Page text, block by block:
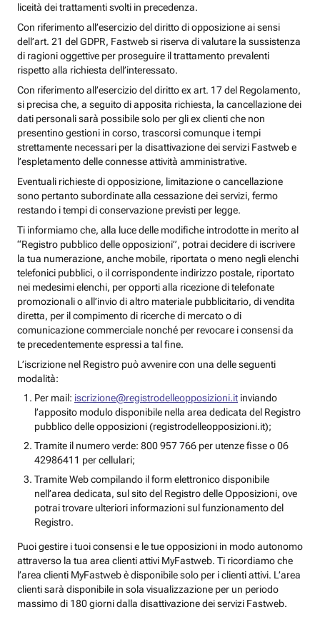
liceità dei trattamenti svolti in precedenza.
Con riferimento all’esercizio del diritto di opposizione ai sensi
dell’art. 21 del GDPR, Fastweb si riserva di valutare la sussistenza
di ragioni oggettive per proseguire il trattamento prevalenti
rispetto alla richiesta dell’interessato.
Con riferimento all’esercizio del diritto ex art. 17 del Regolamento,
si precisa che, a seguito di apposita richiesta, la cancellazione dei
dati personali sarà possibile solo per gli ex clienti che non
presentino gestioni in corso, trascorsi comunque i tempi
strettamente necessari per la disattivazione dei servizi Fastweb e
l’espletamento delle connesse attività amministrative.
Eventuali richieste di opposizione, limitazione o cancellazione
sono pertanto subordinate alla cessazione dei servizi, fermo
restando i tempi di conservazione previsti per legge.
Ti informiamo che, alla luce delle modifiche introdotte in merito al
“Registro pubblico delle opposizioni”, potrai decidere di iscrivere
la tua numerazione, anche mobile, riportata o meno negli elenchi
telefonici pubblici, o il corrispondente indirizzo postale, riportato
nei medesimi elenchi, per opporti alla ricezione di telefonate
promozionali o all’invio di altro materiale pubblicitario, di vendita
diretta, per il compimento di ricerche di mercato o di
comunicazione commerciale nonché per revocare i consensi da
te precedentemente espressi a tal fine.
L’iscrizione nel Registro può avvenire con una delle seguenti
modalità:
Per mail: iscrizione@registrodelleopposizioni.it inviando
l’apposito modulo disponibile nella area dedicata del Registro
pubblico delle opposizioni (registrodelleopposizioni.it);
Tramite il numero verde: 800 957 766 per utenze fisse o 06
42986411 per cellulari;
Tramite Web compilando il form elettronico disponibile
nell’area dedicata, sul sito del Registro delle Opposizioni, ove
potrai trovare ulteriori informazioni sul funzionamento del
Registro.
Puoi gestire i tuoi consensi e le tue opposizioni in modo autonomo
attraverso la tua area clienti attivi MyFastweb. Ti ricordiamo che
l’area clienti MyFastweb è disponibile solo per i clienti attivi. L’area
clienti sarà disponibile in sola visualizzazione per un periodo
massimo di 180 giorni dalla disattivazione dei servizi Fastweb.